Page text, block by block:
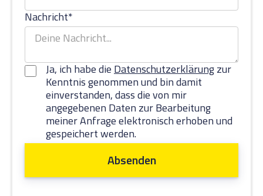
Nachricht*
Ja, ich habe die Datenschutzerklärungzur
Kenntnis genommen und bin damit
einverstanden, dass die von mir
angegebenen Daten zur Bearbeitung
meiner Anfrage elektronisch erhoben und
gespeichert werden.